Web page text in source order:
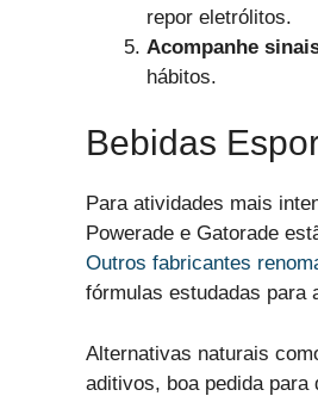
repor eletrólitos.
Acompanhe
hábitos.
Bebidas
Para atividades mais
Powerade e Gatorade
Outros fabricantes
fórmulas estudadas para
Alternativas naturais
aditivos, boa pedida